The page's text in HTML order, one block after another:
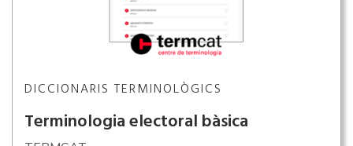
DICCIONARIS TERMINOLÒGICS
Terminologia electoral bàsica